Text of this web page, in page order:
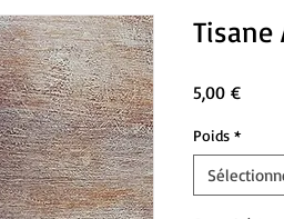
Tisane
5,00 €Prix
Poids *